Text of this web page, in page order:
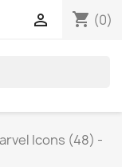
shopping_cart (0)

Icons (48) -